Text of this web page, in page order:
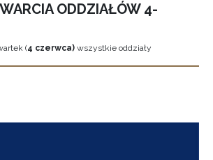
ODDZIAŁÓW 4-
(4 czerwca) wszystkie oddziały